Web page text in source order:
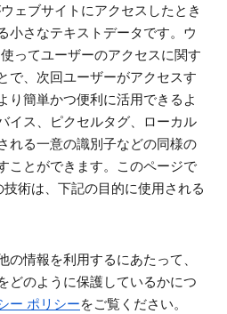
ェブサイトにアクセスしたとき
小さなテキストデータです。ウ
ってユーザーのアクセスに関す
で、次回ユーザーがアクセスす
り簡単かつ便利に活用できるよ
イス、ピクセルタグ、ローカル
れる一意の識別子などの同様の
ことができます。このページで
術は、下記の目的に使用される
の情報を利用するにあたって、
どのように保護しているかにつ
ー ポリシーをご覧ください。